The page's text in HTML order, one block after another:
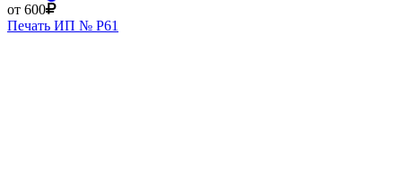
от 600
Печать ИП № Р61